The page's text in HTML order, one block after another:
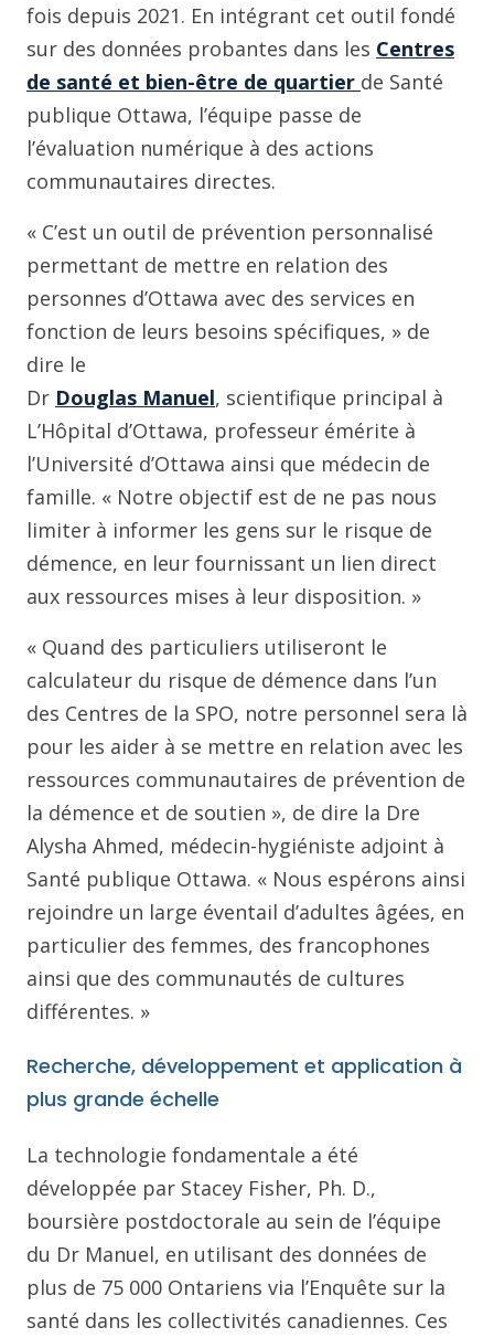
fois depuis 2021. En intégrant cet outil fondé
sur des données probantes dans les Centres
de santé et bien-être de quartier de Santé
publique Ottawa, l’équipe passe de
l’évaluation numérique à des actions
communautaires directes.
« C’est un outil de prévention personnalisé
permettant de mettre en relation des
personnes d’Ottawa avec des services en
fonction de leurs besoins spécifiques, » de
dire le
Dr Douglas Manuel, scientifique principal à
L’Hôpital d’Ottawa, professeur émérite à
l’Université d’Ottawa ainsi que médecin de
famille. « Notre objectif est de ne pas nous
limiter à informer les gens sur le risque de
démence, en leur fournissant un lien direct
aux ressources mises à leur disposition. »
« Quand des particuliers utiliseront le
calculateur du risque de démence dans l’un
des Centres de la SPO, notre personnel sera là
pour les aider à se mettre en relation avec les
ressources communautaires de prévention de
la démence et de soutien », de dire la Dre
Alysha Ahmed, médecin-hygiéniste adjoint à
Santé publique Ottawa. « Nous espérons ainsi
rejoindre un large éventail d’adultes âgées, en
particulier des femmes, des francophones
ainsi que des communautés de cultures
différentes. »
Recherche, développement et application à
plus grande échelle
La technologie fondamentale a été
développée par Stacey Fisher, Ph. D.,
boursière postdoctorale au sein de l’équipe
du Dr Manuel, en utilisant des données de
plus de 75 000 Ontariens via l’Enquête sur la
santé dans les collectivités canadiennes. Ces